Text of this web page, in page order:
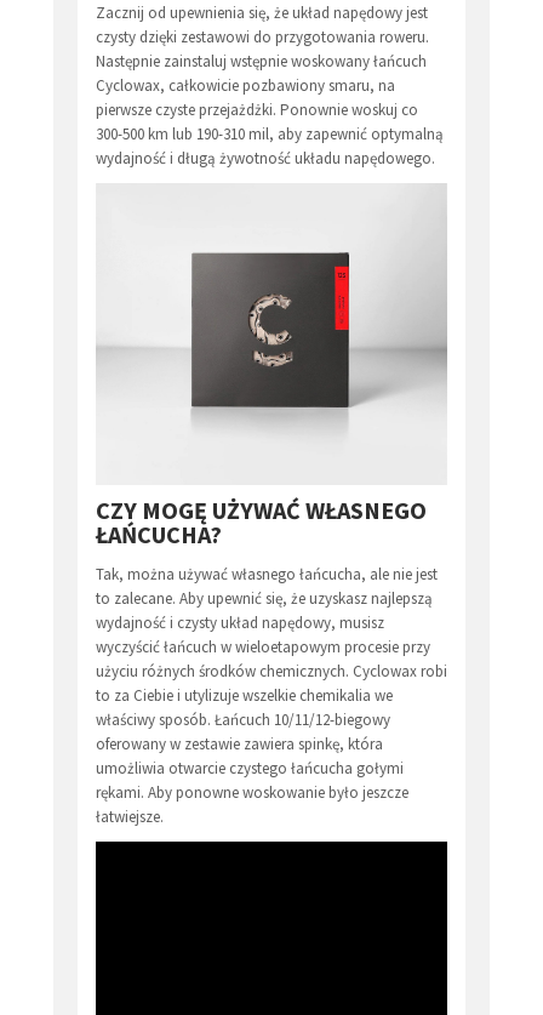
Zacznij od upewnienia się, że układ napędowy jest
czysty dzięki zestawowi do przygotowania roweru.
Następnie zainstaluj wstępnie woskowany łańcuch
Cyclowax, całkowicie pozbawiony smaru, na
pierwsze czyste przejażdżki. Ponownie woskuj co
300-500 km lub 190-310 mil, aby zapewnić optymalną
wydajność i długą żywotność układu napędowego.
CZY MOGĘ UŻYWAĆ WŁASNEGO
ŁAŃCUCHA?
Tak, można używać własnego łańcucha, ale nie jest
to zalecane. Aby upewnić się, że uzyskasz najlepszą
wydajność i czysty układ napędowy, musisz
wyczyścić łańcuch w wieloetapowym procesie przy
użyciu różnych środków chemicznych. Cyclowax robi
to za Ciebie i utylizuje wszelkie chemikalia we
właściwy sposób. Łańcuch 10/11/12-biegowy
oferowany w zestawie zawiera spinkę, która
umożliwia otwarcie czystego łańcucha gołymi
rękami. Aby ponowne woskowanie było jeszcze
łatwiejsze.